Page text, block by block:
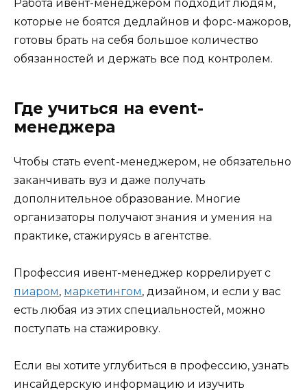
Работа ивент-менеджером подходит людям,
которые не боятся дедлайнов и форс-мажоров,
готовы брать на себя большое количество
обязанностей и держать все под контролем.
Где учиться на event-
менеджера
Чтобы стать event-менеджером, не обязательно
заканчивать вуз и даже получать
дополнительное образование. Многие
организаторы получают знания и умения на
практике, стажируясь в агентстве.
Профессия ивент-менеджер коррелирует с
пиаром, маркетингом, дизайном, и если у вас
есть любая из этих специальностей, можно
поступать на стажировку.
Если вы хотите углубиться в профессию, узнать
инсайдерскую информацию и изучить